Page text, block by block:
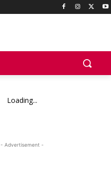
Loading...
- Advertisement -